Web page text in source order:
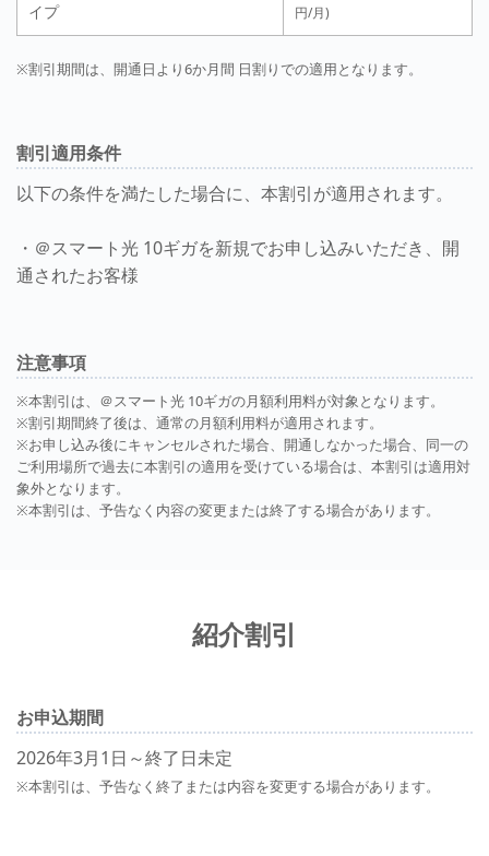
イプ
円/月)
※割引期間は、開通日より6か月間 日割りでの適用となります。
割引適用条件
以下の条件を満たした場合に、本割引が適用されます。
・＠スマート光 10ギガを新規でお申し込みいただき、開
通されたお客様
注意事項
※本割引は、＠スマート光 10ギガの月額利用料が対象となります。
※割引期間終了後は、通常の月額利用料が適用されます。
※お申し込み後にキャンセルされた場合、開通しなかった場合、同一の
ご利用場所で過去に本割引の適用を受けている場合は、本割引は適用対
象外となります。
※本割引は、予告なく内容の変更または終了する場合があります。
紹介割引
お申込期間
2026年3月1日～終了日未定
※本割引は、予告なく終了または内容を変更する場合があります。